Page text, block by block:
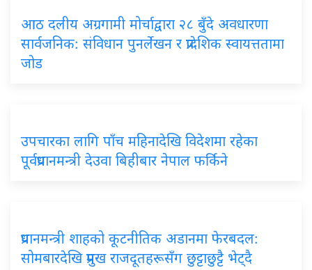
आठ दलीय अग्रगामी मोर्चाद्वारा २८ बुँदे अवधारणा
सार्वजनिक: संविधान पुनर्लेखन र प्रादेशिक स्वायत्ततामा
जोड
उपचारका लागि पाँच महिनादेखि विदेशमा रहेका
पूर्वप्रधानमन्त्री देउवा बिहीबार नेपाल फर्किने
प्रधानमन्त्री शाहको कूटनीतिक अडानमा फेरबदल:
सोमबारदेखि प्रमुख राजदूतहरूसँग छुट्टाछुट्टै भेट्दै